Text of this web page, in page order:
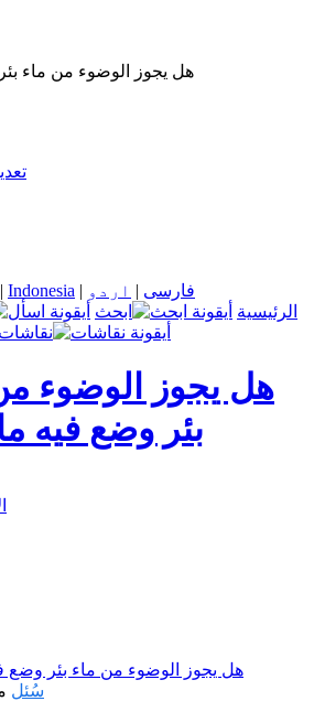
هل يجوز الوضوء من ماء
| Indonesia | فارسی | اردو
الرئيسية
ابحث
نقاشات
هل يجوز الوضوء
بئر وضع فيه
هل يجوز الوضوء من ماء بئر وضع
سُئل